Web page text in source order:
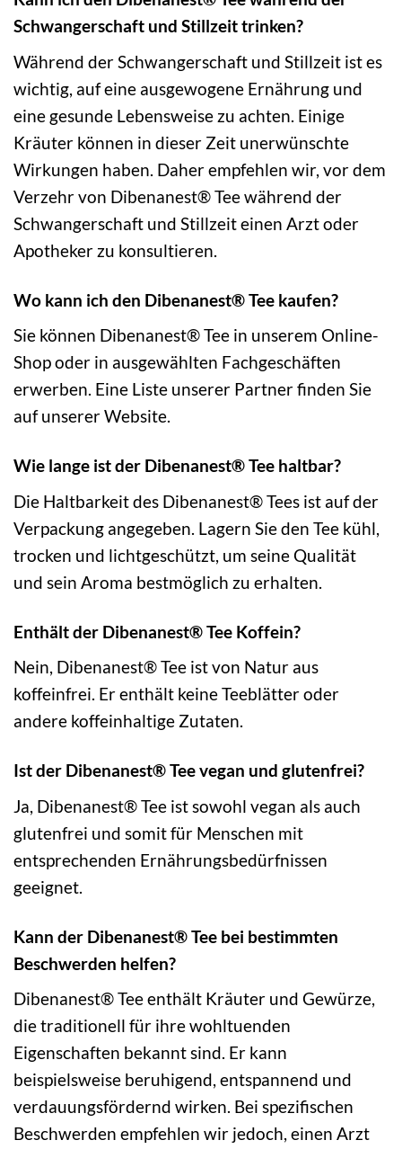
Schwangerschaft und Stillzeit trinken?
Während der Schwangerschaft und Stillzeit ist es
wichtig, auf eine ausgewogene Ernährung und
eine gesunde Lebensweise zu achten. Einige
Kräuter können in dieser Zeit unerwünschte
Wirkungen haben. Daher empfehlen wir, vor dem
Verzehr von Dibenanest® Tee während der
Schwangerschaft und Stillzeit einen Arzt oder
Apotheker zu konsultieren.
Wo kann ich den Dibenanest® Tee kaufen?
Sie können Dibenanest® Tee in unserem Online-
Shop oder in ausgewählten Fachgeschäften
erwerben. Eine Liste unserer Partner finden Sie
auf unserer Website.
Wie lange ist der Dibenanest® Tee haltbar?
Die Haltbarkeit des Dibenanest® Tees ist auf der
Verpackung angegeben. Lagern Sie den Tee kühl,
trocken und lichtgeschützt, um seine Qualität
und sein Aroma bestmöglich zu erhalten.
Enthält der Dibenanest® Tee Koffein?
Nein, Dibenanest® Tee ist von Natur aus
koffeinfrei. Er enthält keine Teeblätter oder
andere koffeinhaltige Zutaten.
Ist der Dibenanest® Tee vegan und glutenfrei?
Ja, Dibenanest® Tee ist sowohl vegan als auch
glutenfrei und somit für Menschen mit
entsprechenden Ernährungsbedürfnissen
geeignet.
Kann der Dibenanest® Tee bei bestimmten
Beschwerden helfen?
Dibenanest® Tee enthält Kräuter und Gewürze,
die traditionell für ihre wohltuenden
Eigenschaften bekannt sind. Er kann
beispielsweise beruhigend, entspannend und
verdauungsfördernd wirken. Bei spezifischen
Beschwerden empfehlen wir jedoch, einen Arzt